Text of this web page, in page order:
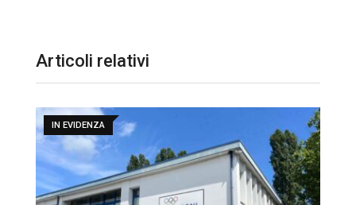
Articoli relativi
IN EVIDENZA